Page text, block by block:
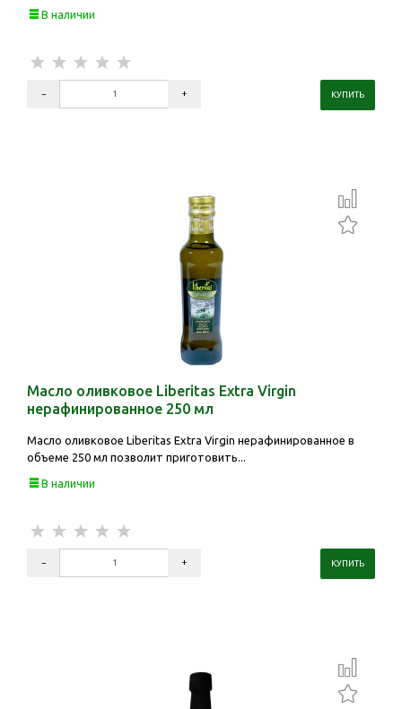
В наличии
Масло оливковое Liberitas Extra Virgin
нерафинированное 250 мл
Масло оливковое Liberitas Extra Virgin нерафинированное в
объеме 250 мл позволит приготовить...
В наличии